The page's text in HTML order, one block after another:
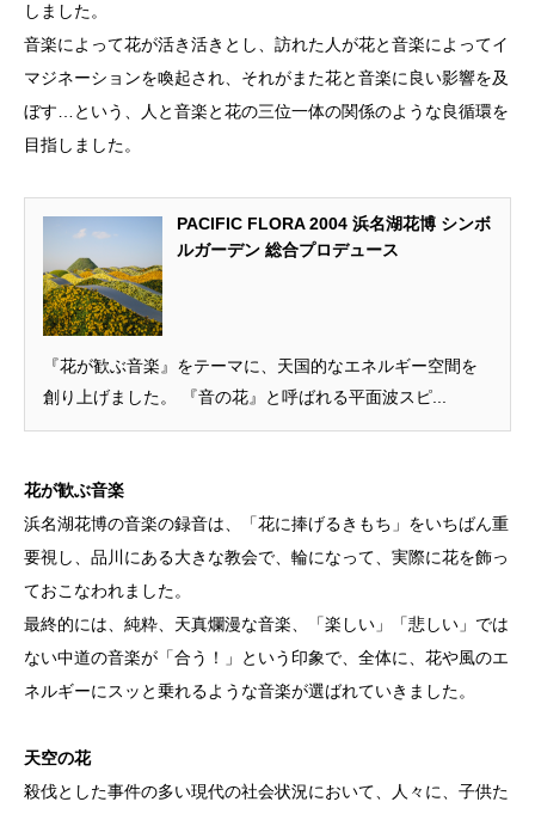
しました。
音楽によって花が活き活きとし、訪れた人が花と音楽によってイ
マジネーションを喚起され、それがまた花と音楽に良い影響を及
ぼす…という、人と音楽と花の三位一体の関係のような良循環を
目指しました。
PACIFIC FLORA 2004 浜名湖花博 シンボ
ルガーデン 総合プロデュース
『花が歓ぶ音楽』をテーマに、天国的なエネルギー空間を
創り上げました。 『音の花』と呼ばれる平面波スピ...
花が歓ぶ音楽
浜名湖花博の音楽の録音は、「花に捧げるきもち」をいちばん重
要視し、品川にある大きな教会で、輪になって、実際に花を飾っ
ておこなわれました。
最終的には、純粋、天真爛漫な音楽、「楽しい」「悲しい」では
ない中道の音楽が「合う！」という印象で、全体に、花や風のエ
ネルギーにスッと乗れるような音楽が選ばれていきました。
天空の花
殺伐とした事件の多い現代の社会状況において、人々に、子供た